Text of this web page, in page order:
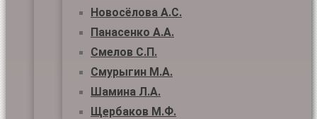
Новосёлова А.С.
Панасенко А.А.
Смелов С.П.
Смурыгин М.А.
Шамина Л.А.
Щербаков М.Ф.